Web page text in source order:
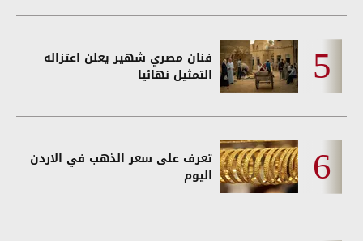
فنان مصري شهير يعلن اعتزاله
التمثيل نهائيا
تعرف على سعر الذهب في الاردن
اليوم